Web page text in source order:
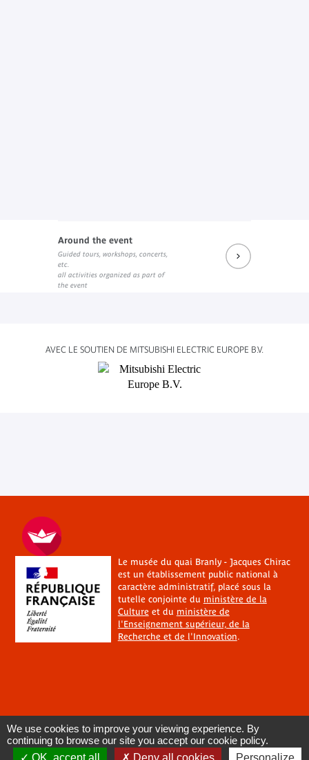
Around the event
Guided tours, workshops, concerts,
etc.
all activities organized as part of
the event
AVEC LE SOUTIEN DE MITSUBISHI ELECTRIC EUROPE B.V.
Le musée du quai Branly - Jacques Chirac
est un établissement public national à
caractère administratif, placé sous la
tutelle conjointe du ministère de la
Cultureet du ministère de
l'Enseignement supérieur, de la
Recherche et de l'Innovation.
We use cookies to improve your viewing experience. By
continuing to browse our site you accept our cookie policy.
OK, accept all
Deny all cookies Personalize